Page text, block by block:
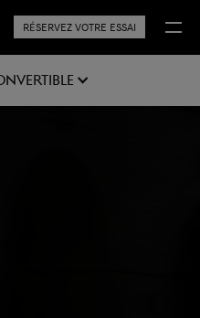
RÉSERVEZ VOTRE ESSAI